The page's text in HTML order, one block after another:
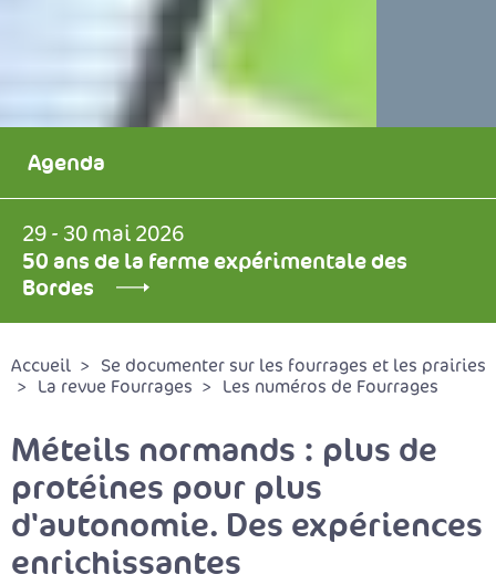
Agenda
29 - 30 mai 2026
50 ans de la ferme expérimentale des
Bordes
Accueil
Se documenter sur les fourrages et les prairies
La revue Fourrages
Les numéros de Fourrages
Méteils normands : plus de
protéines pour plus
d'autonomie. Des expériences
enrichissantes